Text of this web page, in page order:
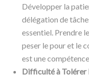
Développer la
délégation de
essentiel. Prendre
peser le pour et le
est une
Difficulté à Tolérer